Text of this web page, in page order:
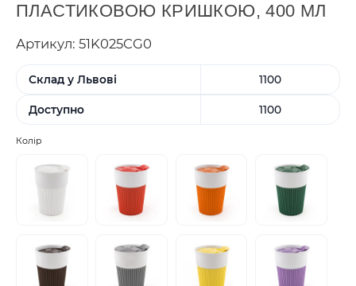
ПЛАСТИКОВОЮ КРИШКОЮ, 400 МЛ
Артикул: 51K025CG0
Склад у Львові 1100
Доступно 1100
Колір